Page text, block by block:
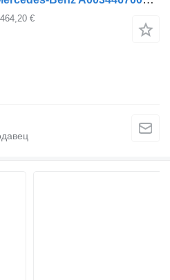
€